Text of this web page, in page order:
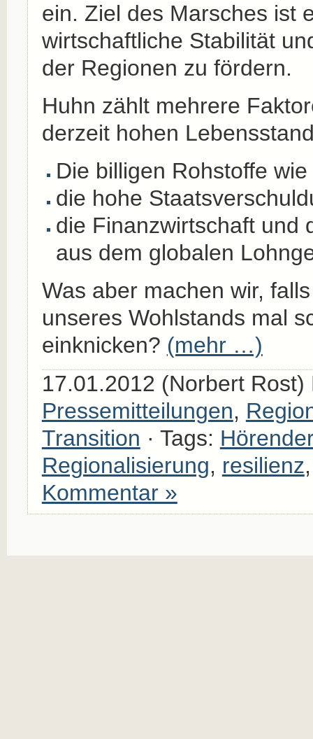
ein. Ziel des Marsches ist
wirtschaftliche Stabilität
der Regionen zu fördern.
Huhn zählt mehrere
derzeit hohen
Die billigen Rohstoffe
die hohe
die Finanzwirtschaft und
aus dem globalen
Was aber machen wir,
unseres Wohlstands mal
einknicken? (mehr …)
17.01.2012 (Norbert Rost)
Pressemitteilungen,
Transition · Tags:
Regionalisierung, resilienz
Kommentar »